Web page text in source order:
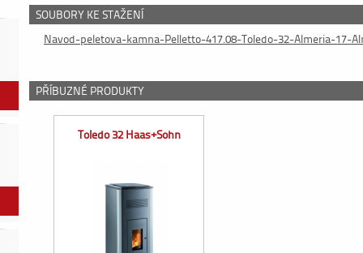
SOUBORY KE STAŽENÍ
Navod-peletova-kamna-Pelletto-417.08-Toledo-32-Almeria-17-
PŘÍBUZNÉ PRODUKTY
Toledo 32 Haas+Sohn